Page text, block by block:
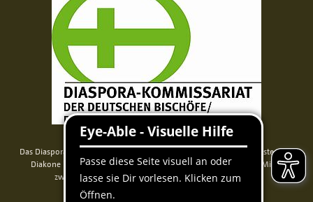
Das Diaspora-Kommissariat der deutschen Bischöfe unterstützt Priester und
Diakone in Nord-, Mittel- und Osteuropa. Seit 2014 werden die Mittel
zweckgebunden über das Bonifatiuswerk weitergeleitet.